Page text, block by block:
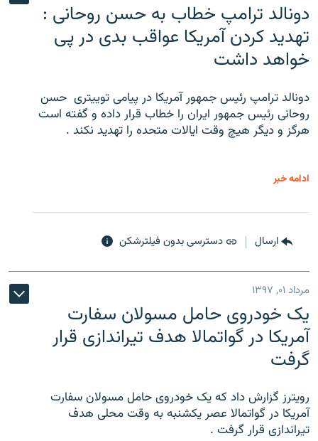
دونالد ترامپ خطاب به حسن روحانی :
تهدید کردن آمریکا عواقب بدی در پی
خواهد داشت
دونالد ترامپ رئیس جمهور آمریکا در پیامی توییتری ‌ حسن
روحانی رئیس جمهور ایران را خطاب قرار داده و گفته است
هرگز و دیگر هیچ وقت ایالات متحده را تهدید نکند .
ادامه خبر
ارسال دسترسی بدون فیلترشکن
مرداد ۰۱, ۱۳۹۷
یک خودروی حامل مسولان سفارت
آمریکا در گواتمالا هدف تیراندازی قرار
گرفت
رویترز گزارش داد که یک خودروی حامل مسولان سفارت
آمریکا در گواتمالا عصر یکشنبه به وقت محلی هدف
تیراندازی قرار گرفت .